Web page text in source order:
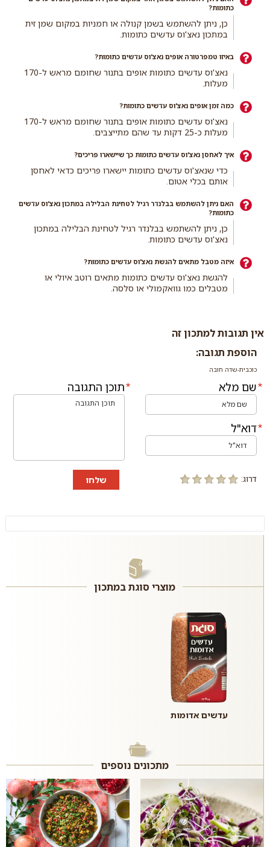
כתומות?
כן, ניתן להשתמש בשמן קנולה או חמניות במקום שמן זית
במתכון נאצ'וס עדשים כתומות.
באיזו טמפרטורה אופים נאצ'וס עדשים כתומות?
נאצ'וס עדשים כתומות אופים בתנור שחומם מראש ל-170
מעלות.
כמה זמן אופים נאצ'וס עדשים כתומות?
נאצ'וס עדשים כתומות אופים בתנור שחומם מראש ל-170
מעלות כ-25 דקות עד שהם מתייצבים.
איך לאחסן נאצ'וס עדשים כתומות כך שיישארו פריכים?
כדי שנאצ'וס עדשים כתומות יישארו פריכים כדאי לאחסן
אותם בכלי אטום.
האם ניתן להשתמש בבלנדר רגיל לטחינת הבלילה במתכון נאצ'וס עדשים
כתומות?
כן, ניתן להשתמש בבלנדר רגיל לטחינת הבלילה במתכון
נאצ'וס עדשים כתומות.
איזה מטבל מתאים להגשת נאצ'וס עדשים כתומות?
להגשת נאצ'וס עדשים כתומות מתאים רוטב איולי או
מטבלים כמו גוואקמולי או סלסה.
אין תגובות למתכון זה
הוספת תגובה:
כוכבית-שדה חובה
שם מלא
דוא"ל
תוכן התגובה
דרוג: שלחו
מוצרי סוגת במתכון
עדשים אדומות
מתכונים נוספים